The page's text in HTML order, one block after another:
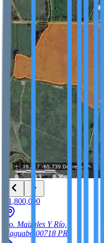
$1,800,000
Bo. Maizales Y Río,
Naguabo 00718 PR